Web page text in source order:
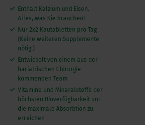
inklusive Calcium +
Eisen
Enthält Kalzium und Eisen.
Alles, was Sie brauchen!
Nur 2x2 Kautabletten pro Tag
(Keine weiteren Supplemente
nötig!)
Entwickelt von einem aus der
bariatrischen Chirurgie
kommenden Team
Vitamine und Minaralstoffe der
höchsten Bioverfügbarkeit um
die maximale Absorbtion zu
erreichen